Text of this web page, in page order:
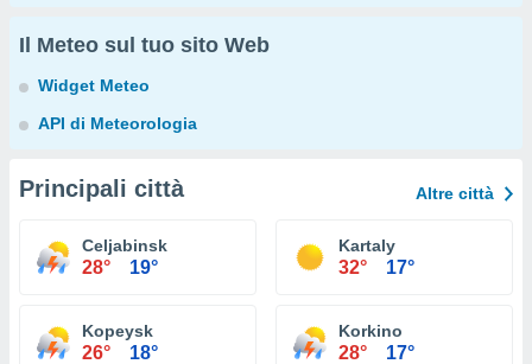
Il Meteo sul tuo sito Web
Widget Meteo
API di Meteorologia
Principali città Altre città
Celjabinsk
28° 19°
Kartaly
32° 17°
Kopeysk
26° 18°
Korkino
28° 17°